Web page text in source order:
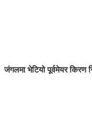
जंगलमा भेटियो पूर्वमेयर किरण